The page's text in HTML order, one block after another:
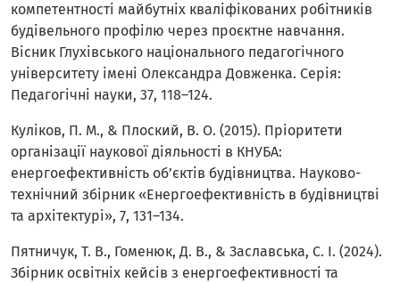
компетентності майбутніх кваліфікованих робітників
будівельного профілю через проєктне навчання.
Вісник Глухівського національного педагогічного
університету імені Олександра Довженка. Серія:
Педагогічні науки, 37, 118–124.
Куліков, П. М., & Плоский, В. О. (2015). Пріоритети
організації наукової діяльності в КНУБА:
енергоефективність об’єктів будівництва. Науково-
технічний збірник «Енергоефективність в будівництві
та архітектурі», 7, 131–134.
Пятничук, Т. В., Гоменюк, Д. В., & Заславська, С. І. (2024).
Збірник освітніх кейсів з енергоефективності та